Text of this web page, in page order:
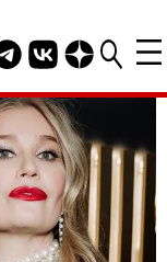
канал
Группа HELLO
Канал